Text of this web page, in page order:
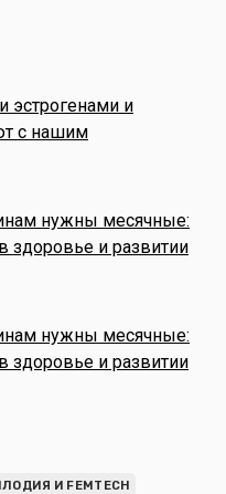
эстрогенами и
с нашим
нужны месячные:
здоровье и развитии
нужны месячные:
здоровье и развитии
И FEMTECH